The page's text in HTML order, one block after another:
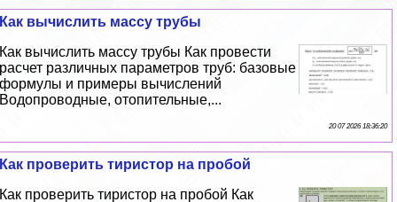
Как вычислить массу трубы
Как вычислить массу трубы Как провести
расчет различных параметров труб: базовые
формулы и примеры вычислений
Водопроводные, отопительные,...
20 07 2026 18:36:20
Как проверить тиристор на пробой
Как проверить тиристор на пробой Как